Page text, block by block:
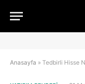
Anasayfa » Tedbirli Hisse